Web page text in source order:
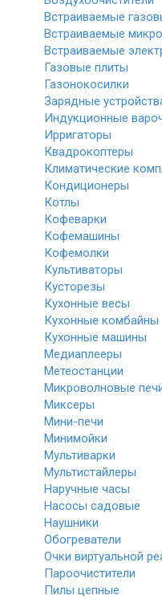
Встраиваемые
Встраиваемые
Встраиваемые
Газовые плиты
Газонокосилки
Зарядные
Индукционные
Ирригаторы
Квадрокоптеры
Климатические
Кондиционеры
Котлы
Кофеварки
Кофемашины
Кофемолки
Культиваторы
Кусторезы
Кухонные весы
Кухонные комбайны
Кухонные машины
Медиаплееры
Метеостанции
Микроволновые
Миксеры
Мини-печи
Минимойки
Мультиварки
Мультистайлеры
Наручные часы
Насосы садовые
Наушники
Обогреватели
Очки виртуальной
Пароочистители
Пилы цепные